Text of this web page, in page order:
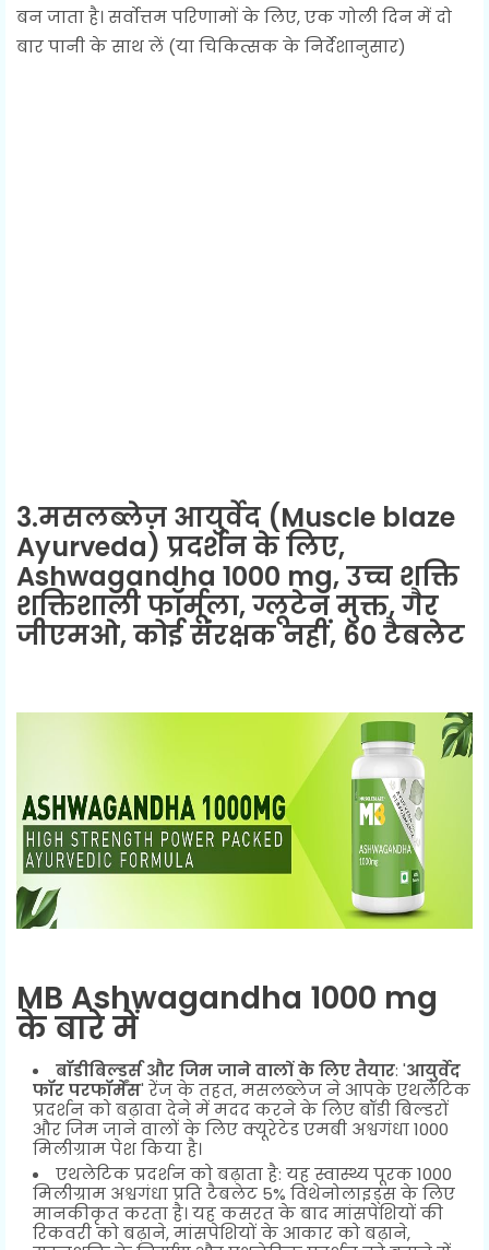
बन जाता है। सर्वोत्तम परिणामों के लिए, एक गोली दिन में दो
बार पानी के साथ लें (या चिकित्सक के निर्देशानुसार)
3.मसलब्लेज़ आयुर्वेद (Muscle blaze
Ayurveda) प्रदर्शन के लिए,
Ashwagandha 1000 mg, उच्च शक्ति
शक्तिशाली फॉर्मूला, ग्लूटेन मुक्त, गैर
जीएमओ, कोई संरक्षक नहीं, 60 टैबलेट
MB Ashwagandha 1000 mg
के बारे में
बॉडीबिल्डर्स और जिम जाने वालों के लिए तैयार: 'आयुर्वेद
फॉर परफॉर्मेंस' रेंज के तहत, मसलब्लेज ने आपके एथलेटिक
प्रदर्शन को बढ़ावा देने में मदद करने के लिए बॉडी बिल्डरों
और जिम जाने वालों के लिए क्यूरेटेड एमबी अश्वगंधा 1000
मिलीग्राम पेश किया है।
एथलेटिक प्रदर्शन को बढ़ाता है: यह स्वास्थ्य पूरक 1000
मिलीग्राम अश्वगंधा प्रति टैबलेट 5% विथेनोलाइड्स के लिए
मानकीकृत करता है। यह कसरत के बाद मांसपेशियों की
रिकवरी को बढ़ाने, मांसपेशियों के आकार को बढ़ाने,